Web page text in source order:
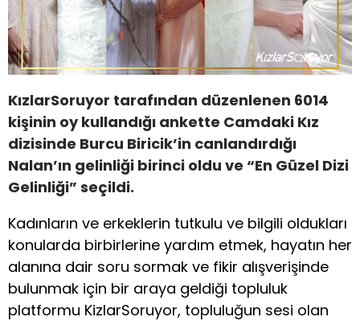
KızlarSoruyor tarafından düzenlenen 6014
kişinin oy kullandığı ankette Camdaki Kız
dizisinde Burcu Biricik’in canlandırdığı
Nalan’ın gelinliği birinci oldu ve “En Güzel Dizi
Gelinliği” seçildi.
Kadınların ve erkeklerin tutkulu ve bilgili oldukları
konularda birbirlerine yardım etmek, hayatın her
alanına dair soru sormak ve fikir alışverişinde
bulunmak için bir araya geldiği topluluk
platformu KizlarSoruyor, topluluğun sesi olan